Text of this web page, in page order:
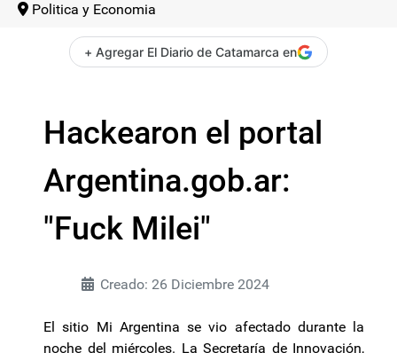
Politica y Economia
+ Agregar El Diario de Catamarca en
Hackearon el portal
Argentina.gob.ar:
"Fuck Milei"
Creado: 26 Diciembre 2024
El sitio Mi Argentina se vio afectado durante la
noche del miércoles. La Secretaría de Innovación,